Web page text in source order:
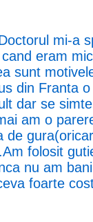
mi-a
eram
sunt
din Franta
dar se
am o
de
folosit
nu am
foarte